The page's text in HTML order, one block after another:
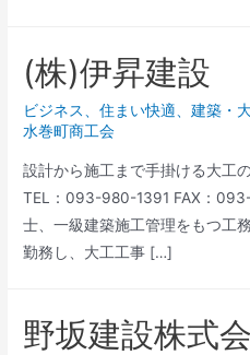
(株)伊昇建設
ビジネス 、住まい快適 、建築・
水巻町商工会
設計から施工まで手掛ける大工
TEL：093-980-1391 FAX：
士、一級建築施工管理をもつ
勤務し、大工工事 […]
野坂建設株式